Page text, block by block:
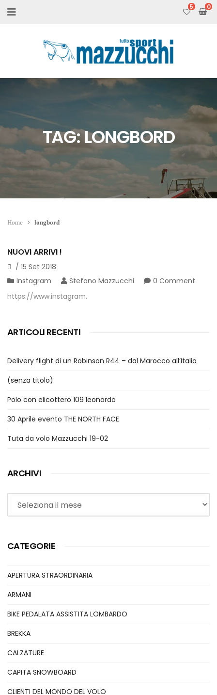
5
TAG:LONGBORD
Home longbord
NUOVI ARRIVI !
/ 15 Set 2018
Instagram
Stefano Mazzucchi
0 Comment
https://www.instagram.
ARTICOLI RECENTI
Delivery flight di un Robinson R44 – dal Marocco all’Italia
(senza titolo)
Polo con elicottero 109 leonardo
30 Aprile evento THE NORTH FACE
Tuta da volo Mazzucchi 19-02
ARCHIVI
Archivi
CATEGORIE
APERTURA STRAORDINARIA
ARMANI
BIKE PEDALATA ASSISTITA LOMBARDO
BREKKA
CALZATURE
CAPITA SNOWBOARD
CLIENTI DEL MONDO DEL VOLO